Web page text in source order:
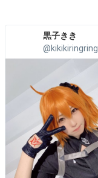
黒子きき
@kikikiringring